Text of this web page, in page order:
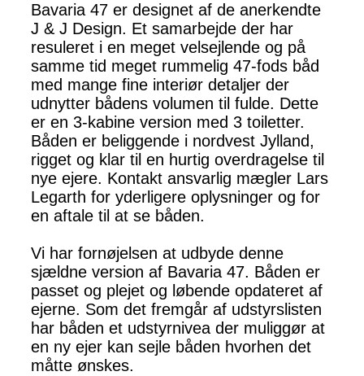
Bavaria 47 er designet af de anerkendte
J & J Design. Et samarbejde der har
resuleret i en meget velsejlende og på
samme tid meget rummelig 47-fods båd
med mange fine interiør detaljer der
udnytter bådens volumen til fulde. Dette
er en 3-kabine version med 3 toiletter.
Båden er beliggende i nordvest Jylland,
rigget og klar til en hurtig overdragelse til
nye ejere. Kontakt ansvarlig mægler Lars
Legarth for yderligere oplysninger og for
en aftale til at se båden.
Vi har fornøjelsen at udbyde denne
sjældne version af Bavaria 47. Båden er
passet og plejet og løbende opdateret af
ejerne. Som det fremgår af udstyrslisten
har båden et udstyrnivea der muliggør at
en ny ejer kan sejle båden hvorhen det
måtte ønskes.